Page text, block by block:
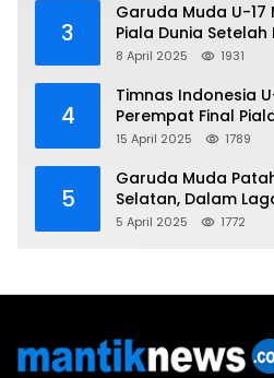
3
Garuda Muda U-
Piala Dunia
Kemenangan
8 April 2025 1931
4
Timnas Indonesia
Perempat Final
Korea Utara
15 April 2025 1789
5
Garuda Muda
Selatan, Dalam
2025 U-17
5 April 2025 1772